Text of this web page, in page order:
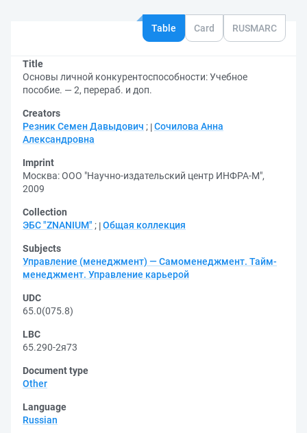
Table Card RUSMARC
Title
Основы личной конкурентоспособности: Учебное
пособие. — 2, перераб. и доп.
Creators
Резник Семен Давыдович ; Сочилова Анна
Александровна
Imprint
Москва: ООО "Научно-издательский центр ИНФРА-М",
2009
Collection
ЭБС "ZNANIUM" ; Общая коллекция
Subjects
Управление (менеджмент) — Самоменеджмент. Тайм-
менеджмент. Управление карьерой
UDC
65.0(075.8)
LBC
65.290-2я73
Document type
Other
Language
Russian